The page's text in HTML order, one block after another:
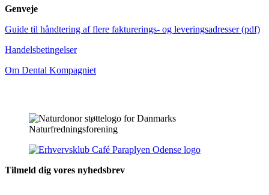
Genveje
Guide til håndtering af flere fakturerings- og leveringsadresser (pdf)
Handelsbetingelser
Om Dental Kompagniet
Tilmeld dig vores nyhedsbrev